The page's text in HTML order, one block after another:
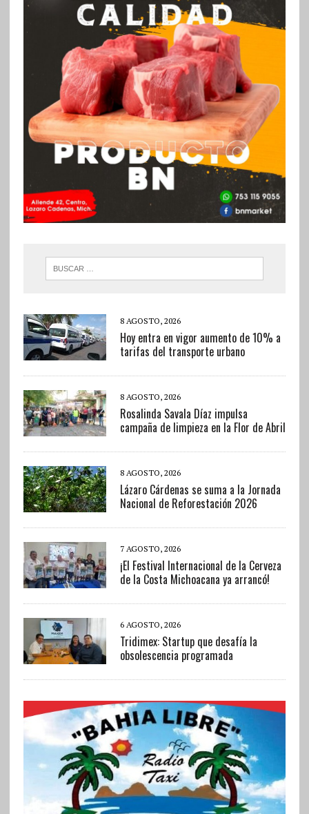
8 AGOSTO, 2026
Hoy entra en vigor aumento de 10% a
tarifas del transporte urbano
8 AGOSTO, 2026
Rosalinda Savala Díaz impulsa
campaña de limpieza en la Flor de Abril
8 AGOSTO, 2026
Lázaro Cárdenas se suma a la Jornada
Nacional de Reforestación 2026
7 AGOSTO, 2026
¡El Festival Internacional de la Cerveza
de la Costa Michoacana ya arrancó!
6 AGOSTO, 2026
Tridimex: Startup que desafía la
obsolescencia programada